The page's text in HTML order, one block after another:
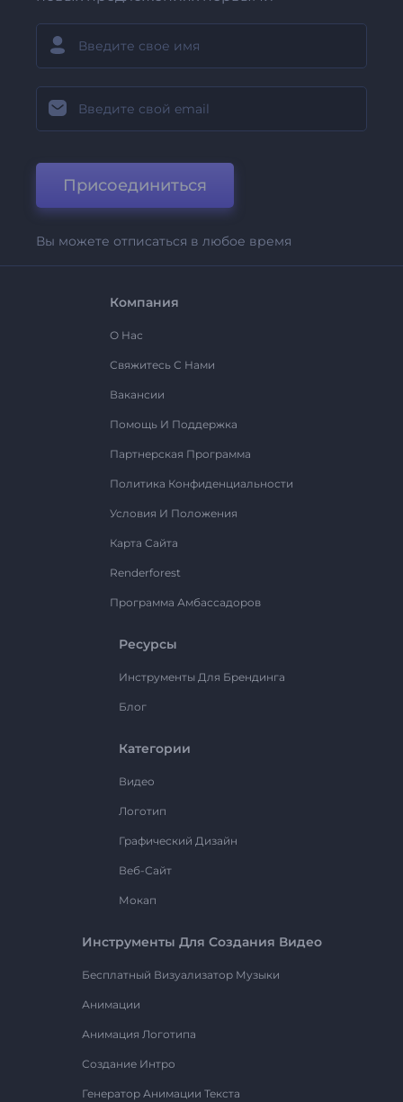
Присоединиться
Вы можете отписаться в любое время
Компания
О Нас
Свяжитесь С Нами
Вакансии
Помощь И Поддержка
Партнерская Программа
Политика Конфиденциальности
Условия И Положения
Карта Сайта
Renderforest
Программа Амбассадоров
Ресурсы
Инструменты Для Брендинга
Блог
Категории
Видео
Логотип
Графический Дизайн
Веб-Сайт
Мокап
Инструменты Для Создания Видео
Бесплатный Визуализатор Музыки
Анимации
Анимация Логотипа
Создание Интро
Генератор Анимации Текста